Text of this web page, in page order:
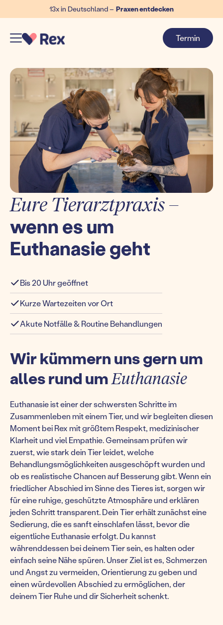
13x in Deutschland – Praxen entdecken
Termin
Eure Tierarztpraxis –
wenn es um
Euthanasie geht
Bis 20 Uhr geöffnet
Kurze Wartezeiten vor Ort
Akute Notfälle & Routine Behandlungen
Wir kümmern uns gern um
alles rund umEuthanasie
Euthanasie ist einer der schwersten Schritte im
Zusammenleben mit einem Tier, und wir begleiten diesen
Moment bei Rex mit größtem Respekt, medizinischer
Klarheit und viel Empathie. Gemeinsam prüfen wir
zuerst, wie stark dein Tier leidet, welche
Behandlungsmöglichkeiten ausgeschöpft wurden und
ob es realistische Chancen auf Besserung gibt. Wenn ein
friedlicher Abschied im Sinne des Tieres ist, sorgen wir
für eine ruhige, geschützte Atmosphäre und erklären
jeden Schritt transparent. Dein Tier erhält zunächst eine
Sedierung, die es sanft einschlafen lässt, bevor die
eigentliche Euthanasie erfolgt. Du kannst
währenddessen bei deinem Tier sein, es halten oder
einfach seine Nähe spüren. Unser Ziel ist es, Schmerzen
und Angst zu vermeiden, Orientierung zu geben und
einen würdevollen Abschied zu ermöglichen, der
deinem Tier Ruhe und dir Sicherheit schenkt.